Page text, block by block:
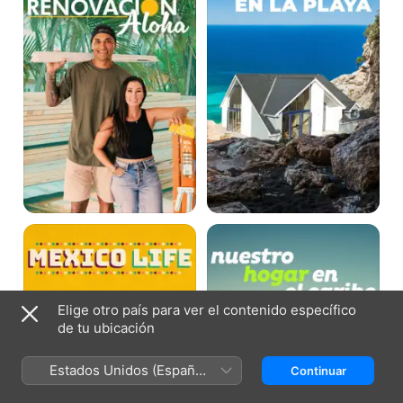
la
Nuestro
hogar
en
México
Nuestro
en
Caribe
Elige otro país para ver el contenido específico
de tu ubicación
Estados Unidos (Español
México)
Continuar